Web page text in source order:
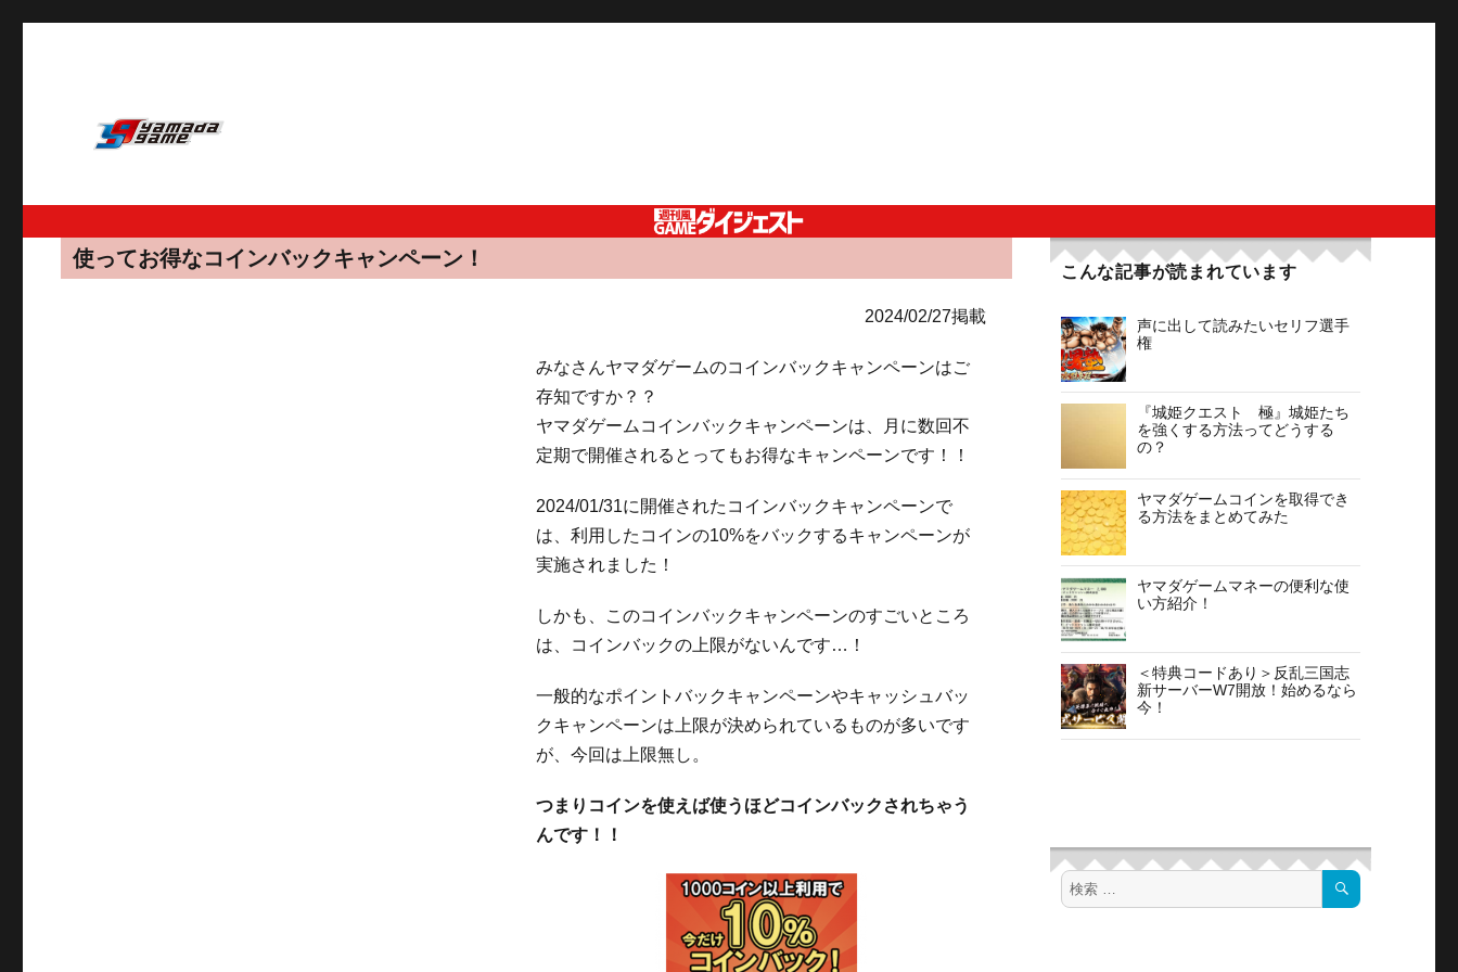
使ってお得なコインバックキャンペーン！
2024/02/27掲載
みなさんヤマダゲームのコインバックキャンペーンはご
存知ですか？？
ヤマダゲームコインバックキャンペーンは、月に数回不
定期で開催されるとってもお得なキャンペーンです！！
2024/01/31に開催されたコインバックキャンペーンで
は、利用したコインの10%をバックするキャンペーンが
実施されました！
しかも、このコインバックキャンペーンのすごいところ
は、コインバックの上限がないんです…！
一般的なポイントバックキャンペーンやキャッシュバッ
クキャンペーンは上限が決められているものが多いです
が、今回は上限無し。
つまりコインを使えば使うほどコインバックされちゃう
んです！！
こんな記事が読まれています
声に出して読みたいセリフ選手
権
『城姫クエスト 極』城姫たち
を強くする方法ってどうする
の？
ヤマダゲームコインを取得でき
る方法をまとめてみた
ヤマダゲームマネーの便利な使
い方紹介！
＜特典コードあり＞反乱三国志
新サーバーW7開放！始めるなら
今！
検
索
検